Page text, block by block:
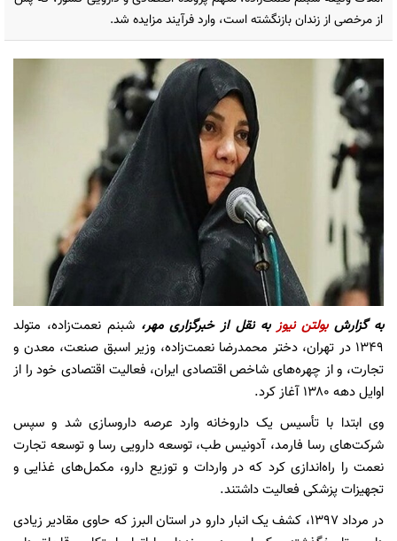
از مرخصی از زندان بازنگشته است، وارد فرآیند مزایده شد.
به گزارشبولتن نیوزبه نقل از خبرگزاری مهر، شبنم نعمت‌زاده، متولد
۱۳۴۹ در تهران، دختر محمدرضا نعمت‌زاده، وزیر اسبق صنعت، معدن و
تجارت، و از چهره‌های شاخص اقتصادی ایران، فعالیت اقتصادی خود را از
اوایل دهه ۱۳۸۰ آغاز کرد.
وی ابتدا با تأسیس یک داروخانه وارد عرصه داروسازی شد و سپس
شرکت‌های رسا فارمد، آدونیس طب، توسعه دارویی رسا و توسعه تجارت
نعمت را راه‌اندازی کرد که در واردات و توزیع دارو، مکمل‌های غذایی و
تجهیزات پزشکی فعالیت داشتند.
در مرداد ۱۳۹۷، کشف یک انبار دارو در استان البرز که حاوی مقادیر زیادی